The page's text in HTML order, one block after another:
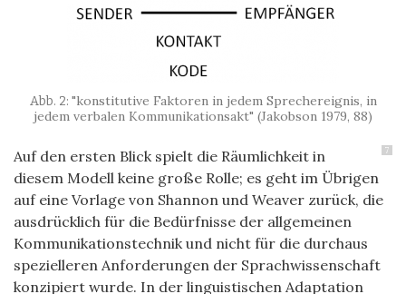
"konstitutive Faktoren in jedem Sprechereignis, in
jedem verbalen Kommunikationsakt" (Jakobson 1979, 88)
7
Auf den ersten Blick spielt die Räumlichkeit in
diesem Modell keine große Rolle; es geht im Übrigen
auf eine Vorlage von Shannon und Weaver zurück, die
ausdrücklich für die Bedürfnisse der allgemeinen
Kommunikationstechnik und nicht für die durchaus
spezielleren Anforderungen der Sprachwissenschaft
konzipiert wurde. In der linguistischen Adaptation